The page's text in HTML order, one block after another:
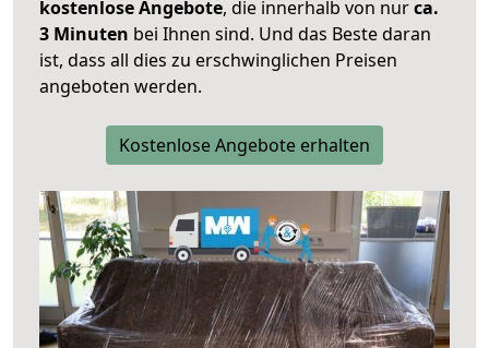
kostenlose Angebote, die innerhalb von nurca.
3 Minuten bei Ihnen sind. Und das Beste daran
ist, dass all dies zu erschwinglichen Preisen
angeboten werden.
Kostenlose Angebote erhalten